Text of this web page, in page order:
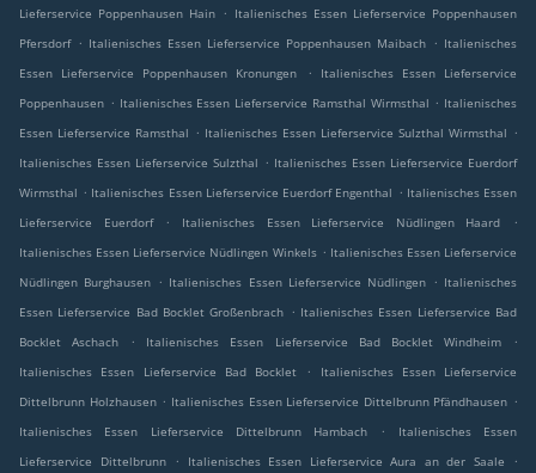
Lieferservice Poppenhausen Hain . Italienisches Essen Lieferservice Poppenhausen
Pfersdorf . Italienisches Essen Lieferservice Poppenhausen Maibach . Italienisches
Essen Lieferservice Poppenhausen Kronungen
.
Italienisches Essen Lieferservice
Poppenhausen . Italienisches Essen Lieferservice Ramsthal Wirmsthal . Italienisches
Essen Lieferservice Ramsthal . Italienisches Essen Lieferservice Sulzthal Wirmsthal .
Italienisches Essen Lieferservice Sulzthal . Italienisches Essen Lieferservice Euerdorf
Wirmsthal . Italienisches Essen Lieferservice Euerdorf Engenthal . Italienisches Essen
Lieferservice Euerdorf
. Italienisches Essen Lieferservice Nüdlingen Haard
.
Italienisches Essen Lieferservice Nüdlingen Winkels . Italienisches Essen Lieferservice
Nüdlingen Burghausen . Italienisches Essen Lieferservice Nüdlingen . Italienisches
Essen Lieferservice Bad Bocklet Großenbrach . Italienisches Essen Lieferservice Bad
Bocklet Aschach
. Italienisches Essen Lieferservice Bad Bocklet Windheim
.
Italienisches Essen Lieferservice Bad Bocklet
.
Italienisches Essen Lieferservice
Dittelbrunn Holzhausen . Italienisches Essen Lieferservice Dittelbrunn Pfändhausen .
Italienisches Essen Lieferservice Dittelbrunn Hambach
.
Italienisches Essen
Lieferservice Dittelbrunn
. Italienisches Essen Lieferservice Aura an der Saale .